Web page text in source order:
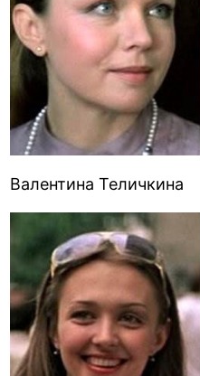
Валентина Теличкина